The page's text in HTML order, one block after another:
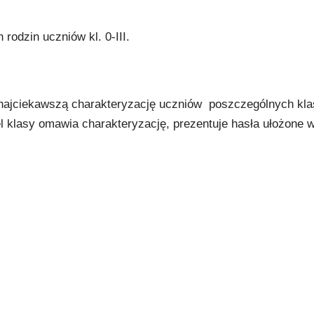
rodzin uczniów kl. 0-III.
charakteryzację uczniów poszczególnych
omawia charakteryzację, prezentuje hasła ułożone